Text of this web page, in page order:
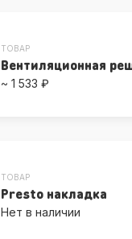
ТОВАР
Вентиляционная
~ 1 533 ₽
ТОВАР
Presto накладка
Нет в наличии